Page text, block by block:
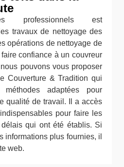
professionnels est
travaux de nettoyage des
opérations de nettoyage de
confiance à un couvreur
pouvons vous proposer
Couverture & Tradition qui
adaptées pour
qualité de travail. Il a accès
pour faire les
qui ont été établis. Si
informations plus fournies, il
web.